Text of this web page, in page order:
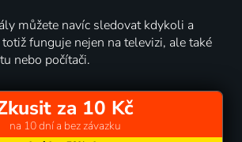
můžete navíc sledovat kdykoli a
funguje nejen na televizi, ale také
nebo počítači.
za 10 Kč
na 10 dní a bez závazku